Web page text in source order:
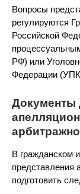
Вопросы
регулируются
Российской
РФ) или
Федерации
Документы
В гражданском
представления
подготовить